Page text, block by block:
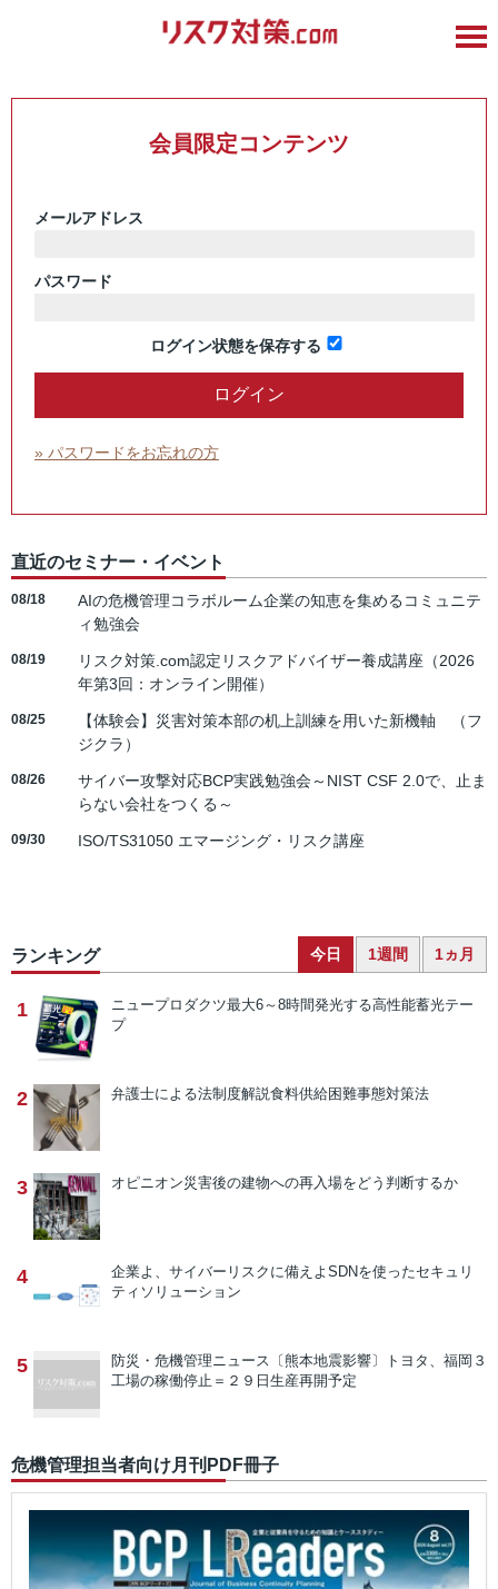
会員限定コンテンツ
メールアドレス
パスワード
ログイン状態を保存する
» パスワードをお忘れの方
直近のセミナー・イベント
08/18
AIの危機管理コラボルーム企業の知恵を集めるコミュニテ
ィ勉強会
08/19
リスク対策.com認定リスクアドバイザー養成講座（2026
年第3回：オンライン開催）
08/25
【体験会】災害対策本部の机上訓練を用いた新機軸 （フ
ジクラ）
08/26
サイバー攻撃対応BCP実践勉強会～NIST CSF 2.0で、止ま
らない会社をつくる～
09/30 ISO/TS31050 エマージング・リスク講座
ランキング 今日 1週間 1ヵ月
1 ニュープロダクツ最大6～8時間発光する高性能蓄光テー
プ
2 弁護士による法制度解説食料供給困難事態対策法
3 オピニオン災害後の建物への再入場をどう判断するか
4 企業よ、サイバーリスクに備えよ SDNを使ったセキュリ
ティソリューション
5 防災・危機管理ニュース 〔熊本地震影響〕トヨタ、福岡３
工場の稼働停止＝２９日生産再開予定
危機管理担当者向け月刊PDF冊子